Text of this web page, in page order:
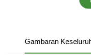
Gambaran